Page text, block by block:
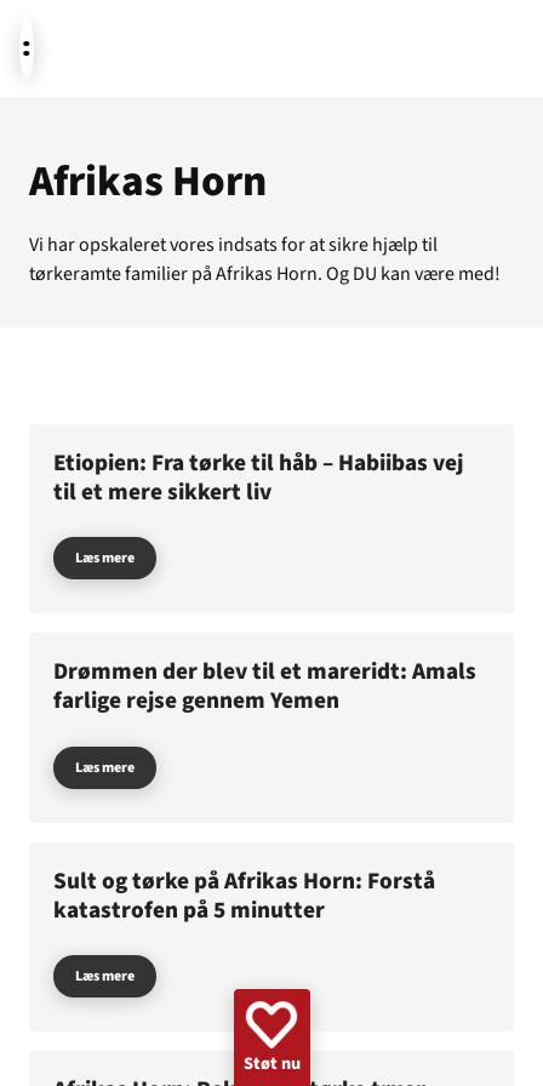
Aktuelt
Støt
Temaer i fokus
GAZA KVINDER
Afrikas Horn
Vi har opskaleret vores indsats for at sikre hjælp til
tørkeramte familier på Afrikas Horn. Og DU kan være med!
Etiopien: Fra tørke til håb – Habiibas vej
til et mere sikkert liv
Læs mere
Drømmen der blev til et mareridt: Amals
farlige rejse gennem Yemen
Læs mere
Sult og tørke på Afrikas Horn: Forstå
katastrofen på 5 minutter
Læs mere
Støt nu